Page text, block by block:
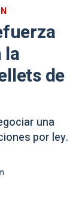
la
de
una
por ley.